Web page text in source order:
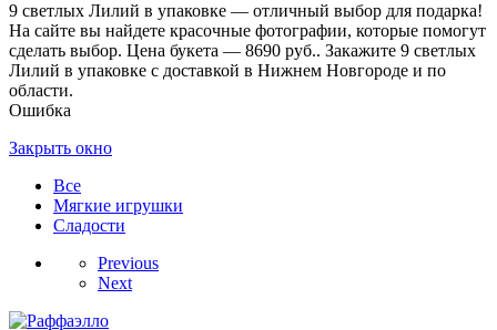
9 светлых Лилий в упаковке — отличный выбор для подарка!
На сайте вы найдете красочные фотографии, которые помогут
сделать выбор. Цена букета — 8690 руб.. Закажите 9 светлых
Лилий в упаковке с доставкой в Нижнем Новгороде и по
области.
Ошибка
Закрыть окно
Все
Мягкие игрушки
Сладости
Previous
Next